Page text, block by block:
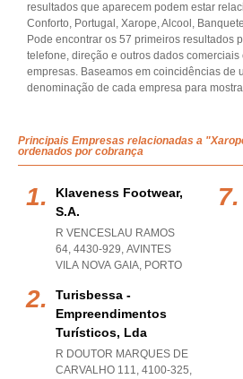
resultados que aparecem podem estar
Conforto, Portugal, Xarope, Alcool,
Pode encontrar os 57 primeiros resultados
telefone, direção e outros dados
empresas. Baseamos em coincidências de
denominação de cada empresa para
Principais Empresas relacionadas a
ordenados por cobrança
Klaveness Footwear,
S.a.
R VENCESLAU RAMOS
64, 4430-929, AVINTES
VILA NOVA GAIA, PORTO
Turisbessa -
Empreendimentos
Turísticos, Lda
R DOUTOR MARQUES DE
CARVALHO 111, 4100-325,